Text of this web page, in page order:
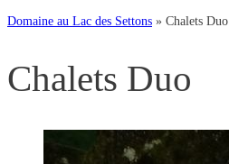
Domaine au Lac des Settons » Chalets Duo
Chalets Duo